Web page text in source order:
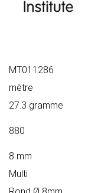
MT011286
mètre
27.3 gramme
880
8 mm
Multi